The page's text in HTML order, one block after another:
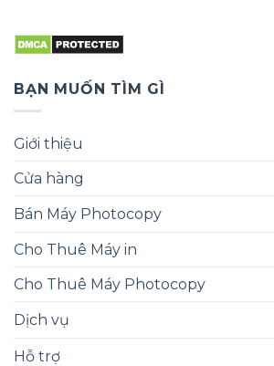
BẠN MUỐN TÌM GÌ
Giới thiệu
Cửa hàng
Bán Máy Photocopy
Cho Thuê Máy in
Cho Thuê Máy Photocopy
Dịch vụ
Hỗ trợ